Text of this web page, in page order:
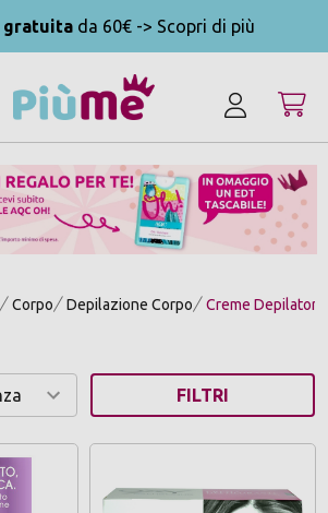
gratuita da 60€ -> Scopri di più
Corpo Depilazione Corpo Creme Depilatorie
FILTRI